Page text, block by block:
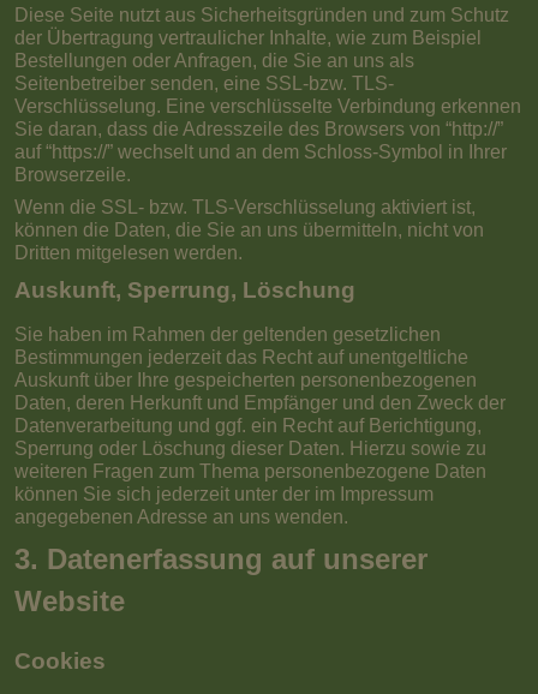
Diese Seite nutzt aus Sicherheitsgründen und zum Schutz
der Übertragung vertraulicher Inhalte, wie zum Beispiel
Bestellungen oder Anfragen, die Sie an uns als
Seitenbetreiber senden, eine SSL-bzw. TLS-
Verschlüsselung. Eine verschlüsselte Verbindung erkennen
Sie daran, dass die Adresszeile des Browsers von “http://”
auf “https://” wechselt und an dem Schloss-Symbol in Ihrer
Browserzeile.
Wenn die SSL- bzw. TLS-Verschlüsselung aktiviert ist,
können die Daten, die Sie an uns übermitteln, nicht von
Dritten mitgelesen werden.
Auskunft, Sperrung, Löschung
Sie haben im Rahmen der geltenden gesetzlichen
Bestimmungen jederzeit das Recht auf unentgeltliche
Auskunft über Ihre gespeicherten personenbezogenen
Daten, deren Herkunft und Empfänger und den Zweck der
Datenverarbeitung und ggf. ein Recht auf Berichtigung,
Sperrung oder Löschung dieser Daten. Hierzu sowie zu
weiteren Fragen zum Thema personenbezogene Daten
können Sie sich jederzeit unter der im Impressum
angegebenen Adresse an uns wenden.
3. Datenerfassung auf unserer
Website
Cookies